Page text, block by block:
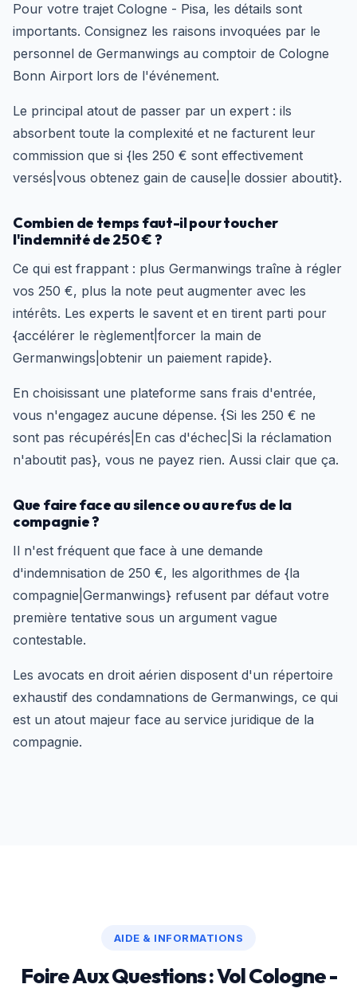
Pour votre trajet Cologne - Pisa, les détails sont
importants. Consignez les raisons invoquées par le
personnel de Germanwings au comptoir de Cologne
Bonn Airport lors de l'événement.
Le principal atout de passer par un expert : ils
absorbent toute la complexité et ne facturent leur
commission que si {les 250 € sont effectivement
versés|vous obtenez gain de cause|le dossier aboutit}.
Combien de temps faut-il pour toucher
l'indemnité de 250 € ?
Ce qui est frappant : plus Germanwings traîne à régler
vos 250 €, plus la note peut augmenter avec les
intérêts. Les experts le savent et en tirent parti pour
{accélérer le règlement|forcer la main de
Germanwings|obtenir un paiement rapide}.
En choisissant une plateforme sans frais d'entrée,
vous n'engagez aucune dépense. {Si les 250 € ne
sont pas récupérés|En cas d'échec|Si la réclamation
n'aboutit pas}, vous ne payez rien. Aussi clair que ça.
Que faire face au silence ou au refus de la
compagnie ?
Il n'est fréquent que face à une demande
d'indemnisation de 250 €, les algorithmes de {la
compagnie|Germanwings} refusent par défaut votre
première tentative sous un argument vague
contestable.
Les avocats en droit aérien disposent d'un répertoire
exhaustif des condamnations de Germanwings, ce qui
est un atout majeur face au service juridique de la
compagnie.
AIDE & INFORMATIONS
Foire Aux Questions : Vol Cologne -